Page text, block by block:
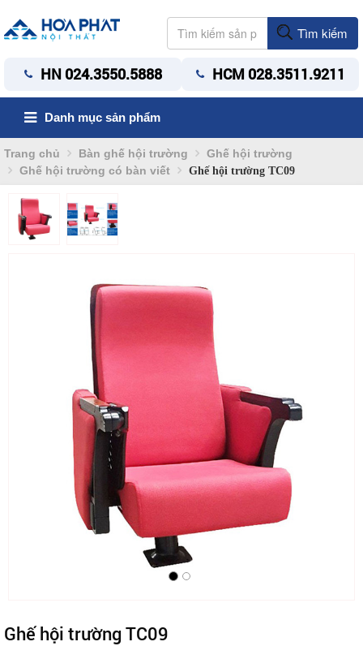
Tìm kiếm
HN 024.3550.5888 HCM 028.3511.9211
Danh mục sản phẩm
Trang chủ Bàn ghế hội trường
Ghế hội trường
Ghế hội trường có bàn viết
Ghế hội trường TC09
Ghế hội trường TC09